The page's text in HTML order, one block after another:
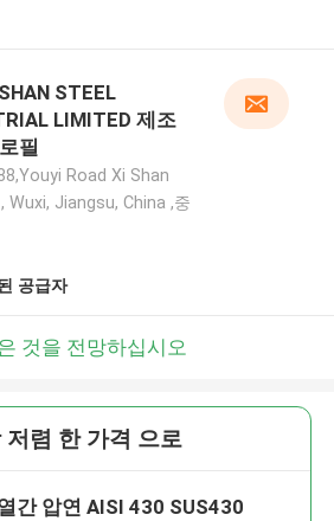
STEEL
LIMITED 제조
필
Road Xi Shan
Wuxi, Jiangsu, China ,중
공급자
것을 전망하십시오
저렴 한 가격 으로
간 압연 AISI 430 SUS430